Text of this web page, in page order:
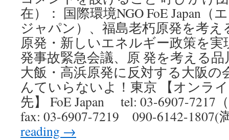
在）： 国際環境NGO FoE Japan（
ジャパン）、福島老朽原発を考え
原発・新しいエネルギー政策を
発事故緊急会議、原 発を考える
大飯・高浜原発に反対する大阪
んていらないよ！東京 【オンラ
先】 FoE Japan tel: 03-6907-7217
fax: 03-6907-7219 090-6142-
reading →